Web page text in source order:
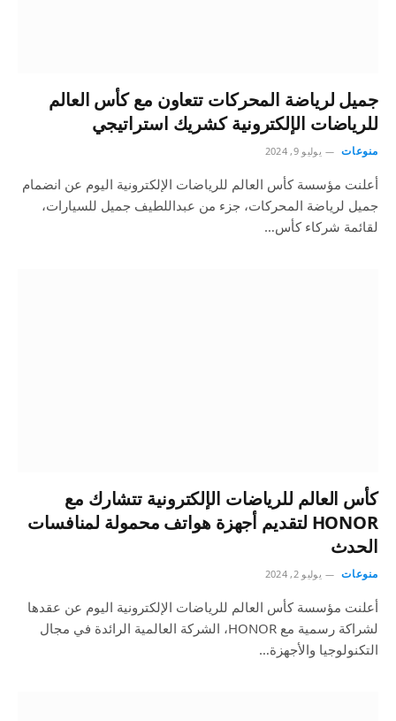
جميل لرياضة المحركات تتعاون مع كأس العالم
للرياضات الإلكترونية كشريك استراتيجي
منوعات يوليو 9, 2024
أعلنت مؤسسة كأس العالم للرياضات الإلكترونية اليوم عن انضمام
جميل لرياضة المحركات، جزء من عبداللطيف جميل للسيارات،
لقائمة شركاء كأس…
كأس العالم للرياضات الإلكترونية تتشارك مع
HONOR لتقديم أجهزة هواتف محمولة لمنافسات
الحدث
منوعات يوليو 2, 2024
أعلنت مؤسسة كأس العالم للرياضات الإلكترونية اليوم عن عقدها
لشراكة رسمية مع HONOR، الشركة العالمية الرائدة في مجال
التكنولوجيا والأجهزة…